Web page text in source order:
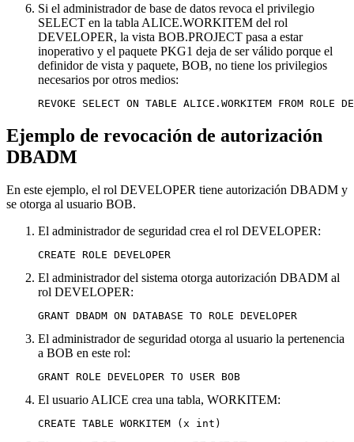
Si el administrador de base de datos revoca el privilegio
SELECT en la tabla ALICE.WORKITEM del rol
DEVELOPER, la vista BOB.PROJECT pasa a estar
inoperativo y el paquete PKG1 deja de ser válido porque el
definidor de vista y paquete, BOB, no tiene los privilegios
necesarios por otros medios:
REVOKE SELECT ON TABLE ALICE.WORKITEM FROM ROLE
Ejemplo de revocación de autorización
DBADM
En este ejemplo, el rol DEVELOPER tiene autorización DBADM y
se otorga al usuario BOB.
El administrador de seguridad crea el rol DEVELOPER:
El administrador del sistema otorga autorización DBADM al
rol DEVELOPER:
El administrador de seguridad otorga al usuario la pertenencia
a BOB en este rol:
GRANT ROLE DEVELOPER TO USER BOB
El usuario ALICE crea una tabla, WORKITEM:
CREATE TABLE WORKITEM (x int)